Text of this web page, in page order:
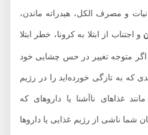
و مصرف الکل، هیدراته ماندن،
از ابتلا به کرونا، خطر ابتلا
تغییر در حس چشایی خود
تازگی خورده‌اید را در رژیم
غذاهای ناآشنا یا داروهای که
از رژیم غذایی یا داروها